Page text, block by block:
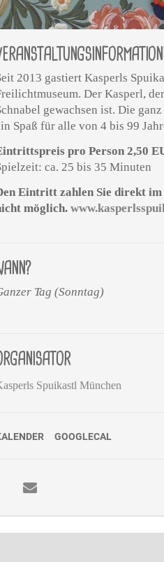
2013 gastiert Kasperls
Der Kasperl,
gewachsen ist. Die
Spaß für alle von 4 bis 99
pro Person 2,50
ca. 25 bis 35 Minuten
Eintritt zahlen Sie direkt
möglich.
Tag (Sonntag)
Spuikastl München
GOOGLECAL